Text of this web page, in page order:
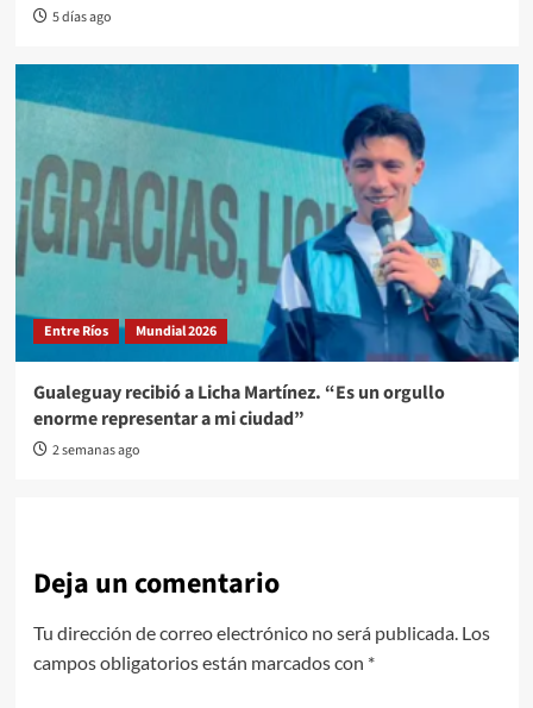
5 días ago
Entre Ríos Mundial 2026
Gualeguay recibió a Licha Martínez. “Es un orgullo
enorme representar a mi ciudad”
2 semanas ago
Deja un comentario
Tu dirección de correo electrónico no será publicada. Los
campos obligatorios están marcados con *